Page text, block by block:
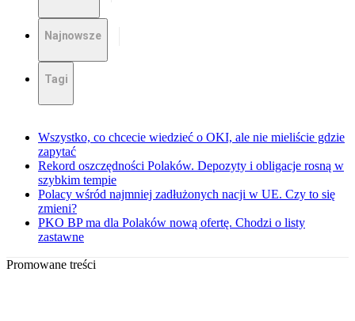
Najnowsze
Tagi
Wszystko, co chcecie wiedzieć o OKI, ale nie mieliście gdzie
zapytać
Rekord oszczędności Polaków. Depozyty i obligacje rosną w
szybkim tempie
Polacy wśród najmniej zadłużonych nacji w UE. Czy to się
zmieni?
PKO BP ma dla Polaków nową ofertę. Chodzi o listy
zastawne
Promowane treści